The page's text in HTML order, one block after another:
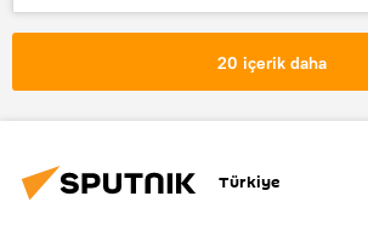
Haberler
Suudi Arabistan
Yangın
20 içerik daha
Türkiye